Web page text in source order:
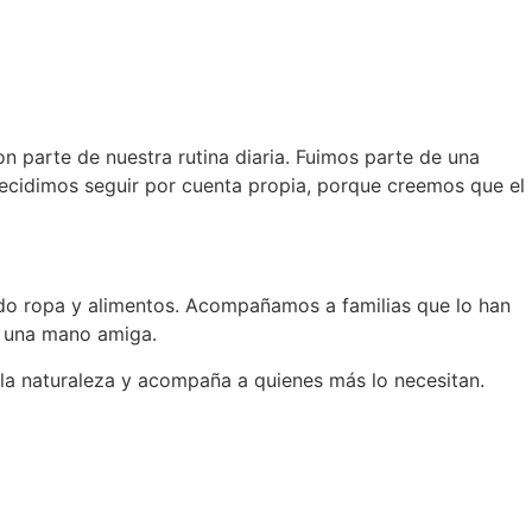
parte de nuestra rutina diaria. Fuimos parte de una
seguir por cuenta propia, porque creemos que el
ropa y alimentos. Acompañamos a familias que lo han
mano amiga.
naturaleza y acompaña a quienes más lo necesitan.